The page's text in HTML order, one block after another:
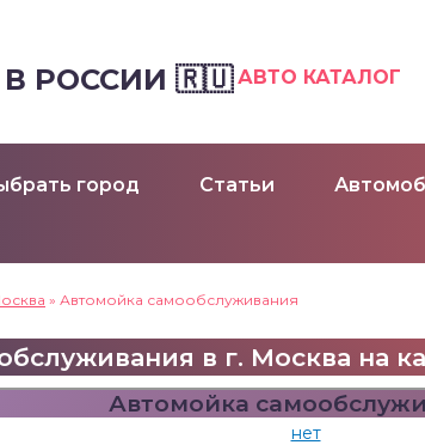
РОССИИ 🇷🇺 АВТО КАТАЛОГ
город Статьи
» Автомойка самообслуживания
в г. Москва на
Автомойка
нет